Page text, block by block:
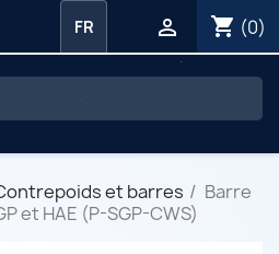
shopping_cart (0)

FR
et barres
Barre
et HAE (P-SGP-CWS)